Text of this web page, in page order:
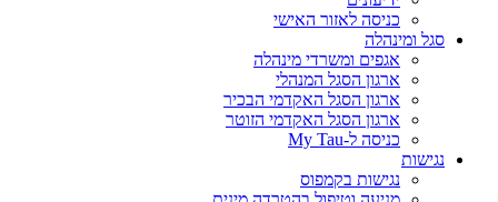
כניסה לאזור האישי
סגל ומינהלה
אגפים ומשרדי מינהלה
ארגון הסגל המנהלי
ארגון הסגל האקדמי הבכיר
ארגון הסגל האקדמי הזוטר
כניסה ל-My Tau
נגישות
נגישות בקמפוס